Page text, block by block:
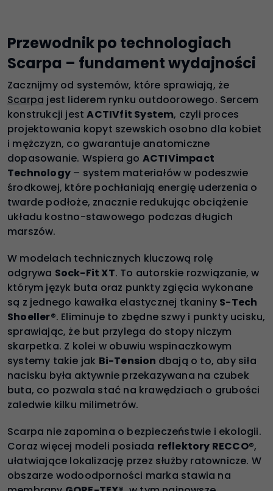
Przewodnik po technologiach
Scarpa – fundament wydajności
Zacznijmy od systemów, które sprawiają, że
Scarpa jest liderem rynku outdoorowego. Sercem
konstrukcji jestACTIVfit System, czyli proces
projektowania kopyt szewskich osobno dla kobiet
i mężczyzn, co gwarantuje anatomiczne
dopasowanie. Wspiera go ACTIVimpact
Technology – system materiałów w podeszwie
środkowej, które pochłaniają energię uderzenia o
twarde podłoże, znacznie redukując obciążenie
układu kostno-stawowego podczas długich
marszów.
W modelach technicznych kluczową rolę
odgrywa Sock-Fit XT. To autorskie rozwiązanie, w
którym język buta oraz punkty zgięcia wykonane
są z jednego kawałka elastycznej tkaniny S-Tech
Shoeller®. Eliminuje to zbędne szwy i punkty ucisku,
sprawiając, że but przylega do stopy niczym
skarpetka. Z kolei w obuwiu wspinaczkowym
systemy takie jak Bi-Tension dbają o to, aby siła
nacisku była aktywnie przekazywana na czubek
buta, co pozwala stać na krawędziach o grubości
zaledwie kilku milimetrów.
Scarpa nie zapomina o bezpieczeństwie i ekologii.
Coraz więcej modeli posiada reflektory RECCO®,
ułatwiające lokalizację przez służby ratownicze. W
obszarze wodoodporności marka stawia na